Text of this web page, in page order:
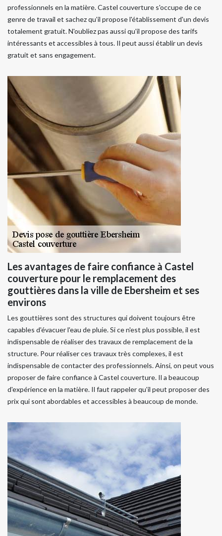
professionnels en la matière. Castel couverture s'occupe de ce
genre de travail et sachez qu'il propose l'établissement d'un devis
totalement gratuit. N'oubliez pas aussi qu'il propose des tarifs
intéressants et accessibles à tous. Il peut aussi établir un devis
gratuit et sans engagement.
Les avantages de faire confiance à Castel
couverture pour le remplacement des
gouttières dans la ville de Ebersheim et ses
environs
Les gouttières sont des structures qui doivent toujours être
capables d'évacuer l'eau de pluie. Si ce n'est plus possible, il est
indispensable de réaliser des travaux de remplacement de la
structure. Pour réaliser ces travaux très complexes, il est
indispensable de contacter des professionnels. Ainsi, on peut vous
proposer de faire confiance à Castel couverture. Il a beaucoup
d'expérience en la matière. Il faut rappeler qu'il peut proposer des
prix qui sont abordables et accessibles à beaucoup de monde.